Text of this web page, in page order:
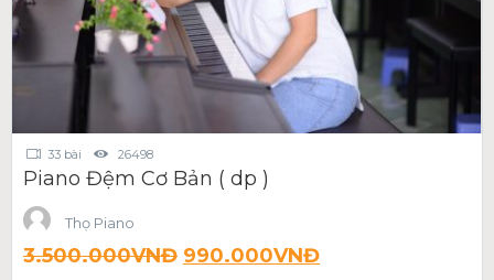
33 bài 26498
Piano Đệm Cơ Bản ( dp )
Thọ Piano
3.500.000VNĐ 990.000VNĐ